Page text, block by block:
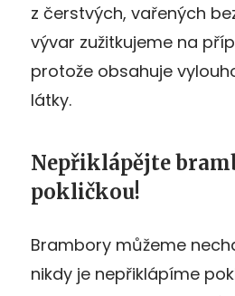
z čerstvých, vařených
vývar zužitkujeme na
protože obsahuje
látky.
Nepřiklápějte
pokličkou!
Brambory můžeme
nikdy je nepřiklápíme